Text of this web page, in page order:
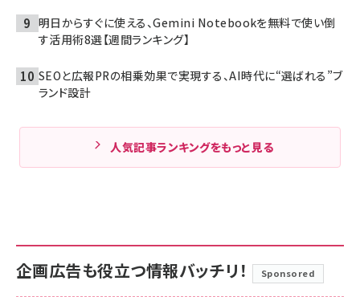
明日からすぐに使える、Gemini Notebookを無料で使い倒
す活用術8選【週間ランキング】
SEOと広報PRの相乗効果で実現する、AI時代に“選ばれる”ブ
ランド設計
人気記事ランキングをもっと見る
企画広告も役立つ情報バッチリ！ Sponsored